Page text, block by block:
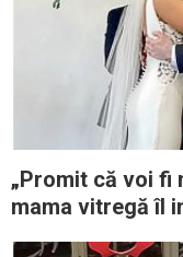
„Promit că voi fi
mama vitregă îl